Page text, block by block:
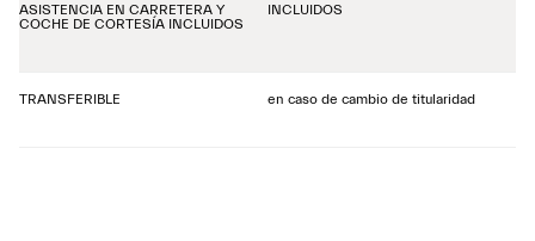
ASISTENCIA EN CARRETERA Y
COCHE DE CORTESÍA INCLUIDOS
INCLUIDOS
TRANSFERIBLE en caso de cambio de titularidad